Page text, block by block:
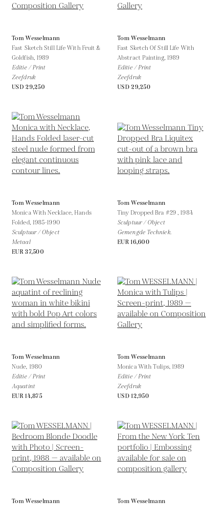
Tom Wesselmann
Fast Sketch Still Life With Fruit &
Goldfish, 1989
Editie / Print
Zeefdruk
USD 29,250
Tom Wesselmann
Fast Sketch Of Still Life With
Abstract Painting, 1989
Editie / Print
Zeefdruk
USD 29,250
Tom Wesselmann
Monica With Necklace, Hands
Folded, 1985-1990
Sculptuur / Object
Metaal
EUR 37,500
Tom Wesselmann
Tiny Dropped Bra #29 ,1984
Sculptuur / Object
Gemengde Techniek.
EUR 16,600
Tom Wesselmann
Nude, 1980
Editie / Print
Aquatint
EUR 14,875
Tom Wesselmann
Monica With Tulips, 1989
Editie / Print
Zeefdruk
USD 12,950
Tom Wesselmann
Tom Wesselmann